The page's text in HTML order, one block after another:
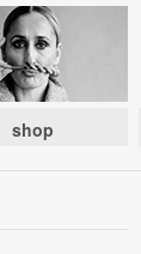
shop